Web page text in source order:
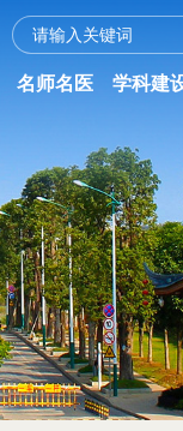
名师名医 学科建